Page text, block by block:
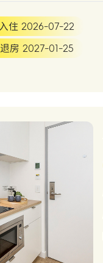
入住 2026-07-22
退房 2027-01-25